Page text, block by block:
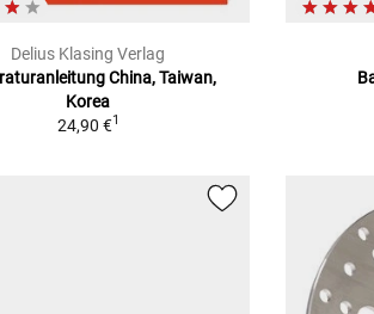
Delius Klasing Verlag
China, Taiwan,
Korea
24,90 €1